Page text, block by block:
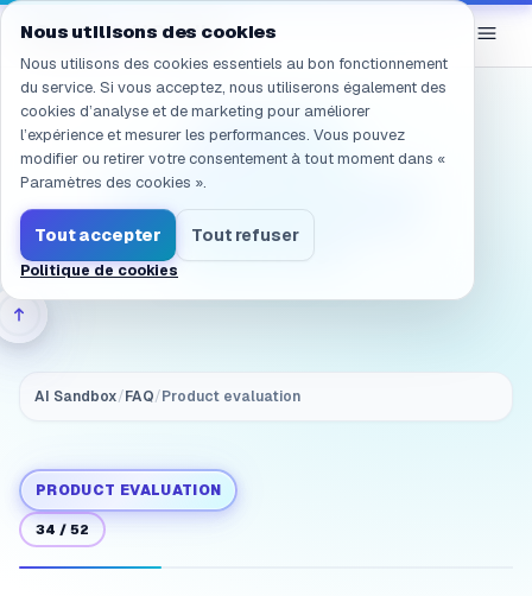
Navigation vers /fr/products/ai-sandbox/faq/
eGroupAI/AI Sandbox
(Quality &
acceptance)
Evaluation: How do you
reduce hallucinations
and errors?
AI Sandbox/FAQ/Product evaluation
PRODUCT EVALUATION
34 / 52
Nous utilisons des cookies
Nous utilisons des cookies essentiels au bon fonctionnement
du service. Si vous acceptez, nous utiliserons également des
cookies d’analyse et de marketing pour améliorer
l’expérience et mesurer les performances. Vous pouvez
modifier ou retirer votre consentement à tout moment dans «
Paramètres des cookies ».
Tout accepter Tout refuser
Politique de cookies